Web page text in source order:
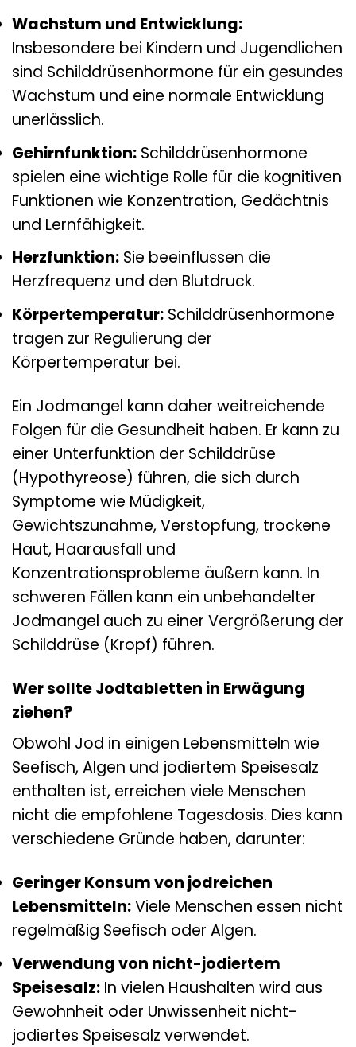
Wachstum und Entwicklung:
Insbesondere bei Kindern und Jugendlichen
sind Schilddrüsenhormone für ein gesundes
Wachstum und eine normale Entwicklung
unerlässlich.
Gehirnfunktion: Schilddrüsenhormone
spielen eine wichtige Rolle für die kognitiven
Funktionen wie Konzentration, Gedächtnis
und Lernfähigkeit.
Herzfunktion: Sie beeinflussen die
Herzfrequenz und den Blutdruck.
Körpertemperatur: Schilddrüsenhormone
tragen zur Regulierung der
Körpertemperatur bei.
Ein Jodmangel kann daher weitreichende
Folgen für die Gesundheit haben. Er kann zu
einer Unterfunktion der Schilddrüse
(Hypothyreose) führen, die sich durch
Symptome wie Müdigkeit,
Gewichtszunahme, Verstopfung, trockene
Haut, Haarausfall und
Konzentrationsprobleme äußern kann. In
schweren Fällen kann ein unbehandelter
Jodmangel auch zu einer Vergrößerung der
Schilddrüse (Kropf) führen.
Wer sollte Jodtabletten in Erwägung
ziehen?
Obwohl Jod in einigen Lebensmitteln wie
Seefisch, Algen und jodiertem Speisesalz
enthalten ist, erreichen viele Menschen
nicht die empfohlene Tagesdosis. Dies kann
verschiedene Gründe haben, darunter:
Geringer Konsum von jodreichen
Lebensmitteln:Viele Menschen essen nicht
regelmäßig Seefisch oder Algen.
Verwendung von nicht-jodiertem
Speisesalz: In vielen Haushalten wird aus
Gewohnheit oder Unwissenheit nicht-
jodiertes Speisesalz verwendet.